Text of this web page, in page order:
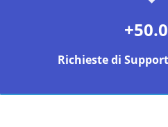
Richieste di